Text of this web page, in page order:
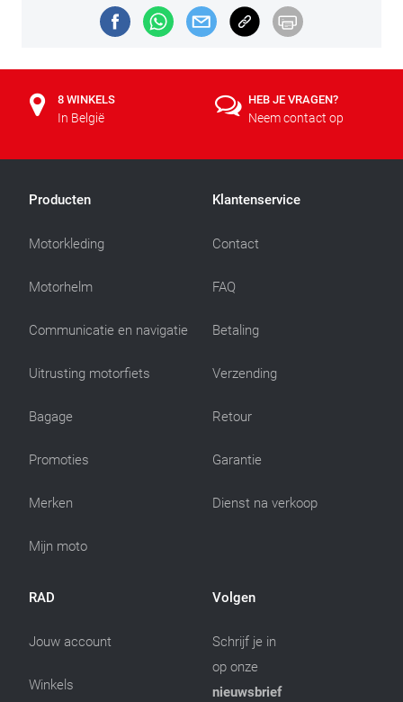
8 WINKELS
In België
HEB JE VRAGEN?
Neem contact op
Producten
Motorkleding
Motorhelm
Communicatie en navigatie
Uitrusting motorfiets
Bagage
Promoties
Merken
Mijn moto
Klantenservice
Contact
FAQ
Betaling
Verzending
Retour
Garantie
Dienst na verkoop
RAD
Jouw account
Winkels
Volgen
Schrijf je in
op onze
nieuwsbrief